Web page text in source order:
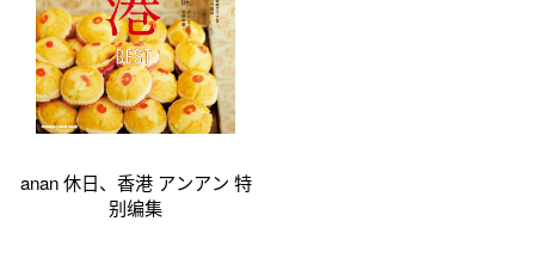
anan 休日、香港 アンアン 特
别编集